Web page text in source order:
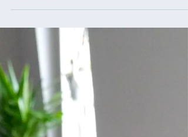
Bolo de chocolate
Uma opção ideal para um bolo de aniversário
delicioso!